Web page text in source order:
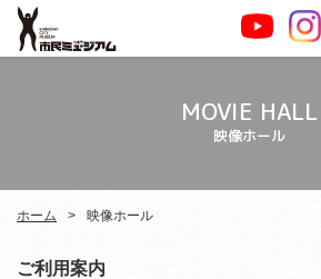
MOVIE HALL
映像ホール
ホーム 映像ホール
ご利用案内